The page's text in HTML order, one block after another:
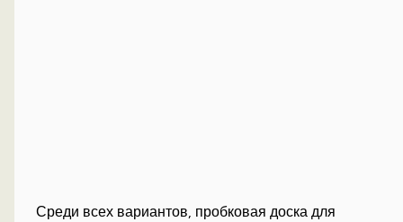
Среди всех вариантов, пробковая доска для